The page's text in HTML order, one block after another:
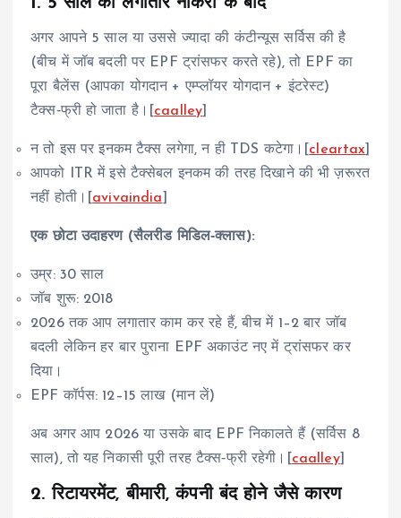
1. 5 साल की लगातार नौकरी के बाद
अगर आपने 5 साल या उससे ज्यादा की कंटीन्यूस सर्विस की है
(बीच में जॉब बदली पर EPF ट्रांसफर करते रहे), तो EPF का
पूरा बैलेंस (आपका योगदान + एम्प्लॉयर योगदान + इंटरेस्ट)
टैक्स‑फ्री हो जाता है।[caalley]
न तो इस पर इनकम टैक्स लगेगा, न ही TDS कटेगा।[cleartax]
आपको ITR में इसे टैक्सेबल इनकम की तरह दिखाने की भी ज़रूरत
नहीं होती।[avivaindia]
एक छोटा उदाहरण (सैलरीड मिडिल‑क्लास):
उम्र: 30 साल
जॉब शुरू: 2018
2026 तक आप लगातार काम कर रहे हैं, बीच में 1–2 बार जॉब
बदली लेकिन हर बार पुराना EPF अकाउंट नए में ट्रांसफर कर
दिया।
EPF कॉर्पस: 12–15 लाख (मान लें)
अब अगर आप 2026 या उसके बाद EPF निकालते हैं (सर्विस 8
साल), तो यह निकासी पूरी तरह टैक्स‑फ्री रहेगी।[caalley]
2. रिटायरमेंट, बीमारी, कंपनी बंद होने जैसे कारण